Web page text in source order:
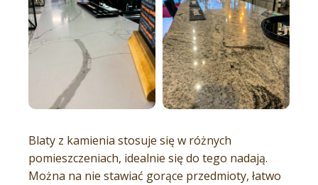
Blaty z kamienia stosuje się w różnych
pomieszczeniach, idealnie się do tego nadają.
Można na nie stawiać gorące przedmioty, łatwo